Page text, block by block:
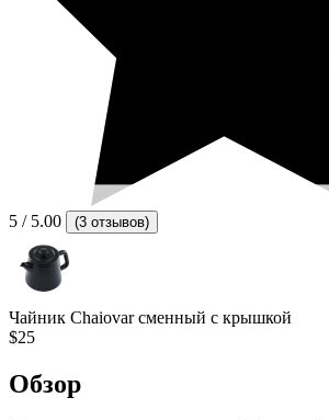
5 / 5.00 (3 отзывов)
Чайник Chaiovar сменный с крышкой
$25
Обзор